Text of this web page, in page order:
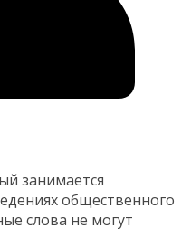
занимается
общественного
слова не могут